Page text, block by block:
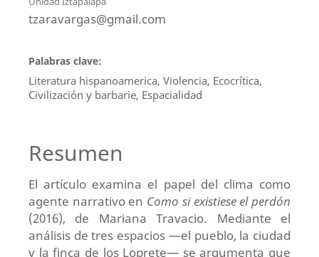
tzaravargas@gmail.com
Palabras clave:
Literatura hispanoamerica, Violencia, Ecocrítica,
Civilización y barbarie, Espacialidad
Resumen
El artículo examina el papel del clima como
agente narrativo en Como si existiese el perdón
(2016), de Mariana Travacio. Mediante el
análisis de tres espacios —el pueblo, la ciudad
y la finca de los Loprete— se argumenta que